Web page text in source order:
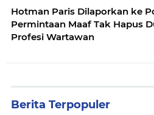
Hotman Paris Dilaporkan ke
Permintaan Maaf Tak Hapus
Profesi Wartawan
Berita Terpopuler